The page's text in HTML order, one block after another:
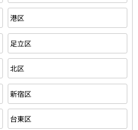
港区
足立区
北区
新宿区
台東区